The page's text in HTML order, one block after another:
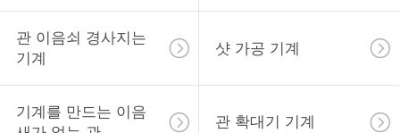
세
요
사
관 이음쇠 경사지는
기계
샷 가공 기계
기계를 만드는 이음
관 확대기 기계